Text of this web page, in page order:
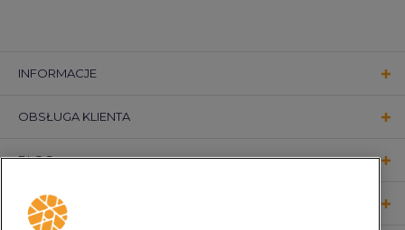
INFORMACJE
OBSŁUGA KLIENTA
BLOG
KONTAKT